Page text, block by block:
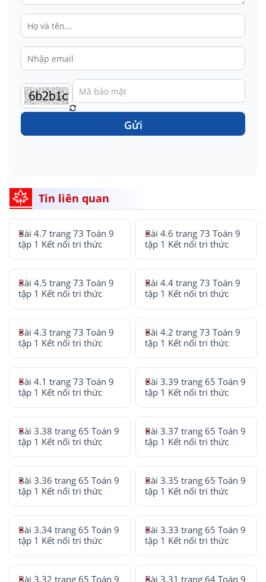
Gửi
Tin liên quan
Bài 4.7 trang 73 Toán 9
tập 1 Kết nối tri thức
Bài 4.6 trang 73 Toán 9
tập 1 Kết nối tri thức
Bài 4.5 trang 73 Toán 9
tập 1 Kết nối tri thức
Bài 4.4 trang 73 Toán 9
tập 1 Kết nối tri thức
Bài 4.3 trang 73 Toán 9
tập 1 Kết nối tri thức
Bài 4.2 trang 73 Toán 9
tập 1 Kết nối tri thức
Bài 4.1 trang 73 Toán 9
tập 1 Kết nối tri thức
Bài 3.39 trang 65 Toán 9
tập 1 Kết nối tri thức
Bài 3.38 trang 65 Toán 9
tập 1 Kết nối tri thức
Bài 3.37 trang 65 Toán 9
tập 1 Kết nối tri thức
Bài 3.36 trang 65 Toán 9
tập 1 Kết nối tri thức
Bài 3.35 trang 65 Toán 9
tập 1 Kết nối tri thức
Bài 3.34 trang 65 Toán 9
tập 1 Kết nối tri thức
Bài 3.33 trang 65 Toán 9
tập 1 Kết nối tri thức
Bài 3.32 trang 65 Toán 9 Bài 3.31 trang 64 Toán 9